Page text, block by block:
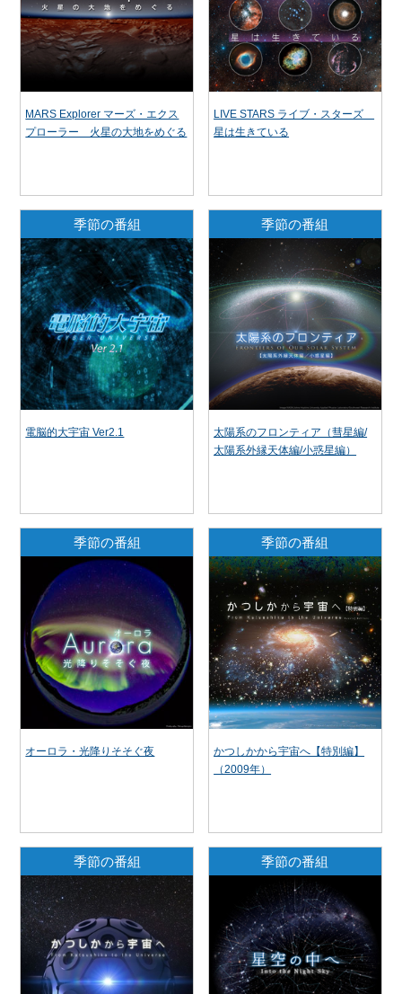
MARS Explorer マーズ・エクス
プローラー 火星の大地をめぐる
LIVE STARS ライブ・スターズ
星は生きている
季節の番組
電脳的大宇宙 Ver2.1
季節の番組
太陽系のフロンティア（彗星編/
太陽系外縁天体編/小惑星編）
季節の番組
オーロラ・光降りそそぐ夜
季節の番組
かつしかから宇宙へ【特別編】
（2009年）
季節の番組 季節の番組